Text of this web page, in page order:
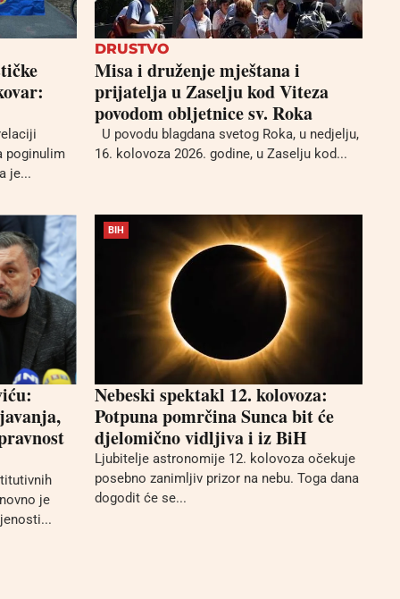
poginulim
je...
DRUSTVO
Misa i druženje mještana i
prijatelja u Zaselju kod Viteza
povodom obljetnice sv. Roka
U povodu blagdana svetog Roka, u nedjelju,
16. kolovoza 2026. godine, u Zaselju kod...
je
BIH
Nebeski spektakl 12. kolovoza:
Potpuna pomrčina Sunca bit će
djelomično vidljiva i iz BiH
Ljubitelje astronomije 12. kolovoza očekuje
posebno zanimljiv prizor na nebu. Toga dana
dogodit će se...